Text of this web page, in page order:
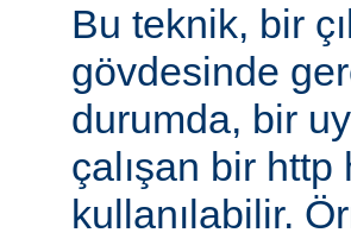
Bu teknik, bir
gövdesinde
durumda, bir
çalışan bir
kullanılabilir.